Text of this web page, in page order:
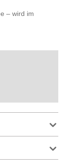
– wird im